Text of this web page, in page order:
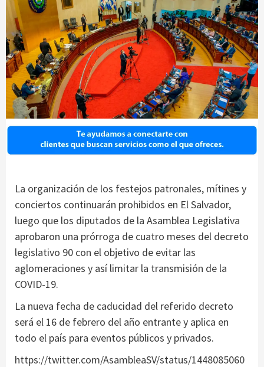
La organización de los festejos patronales, mítines y
conciertos continuarán prohibidos en El Salvador,
luego que los diputados de la Asamblea Legislativa
aprobaron una prórroga de cuatro meses del decreto
legislativo 90 con el objetivo de evitar las
aglomeraciones y así limitar la transmisión de la
COVID-19.
La nueva fecha de caducidad del referido decreto
será el 16 de febrero del año entrante y aplica en
todo el país para eventos públicos y privados.
https://twitter.com/AsambleaSV/status/1448085060